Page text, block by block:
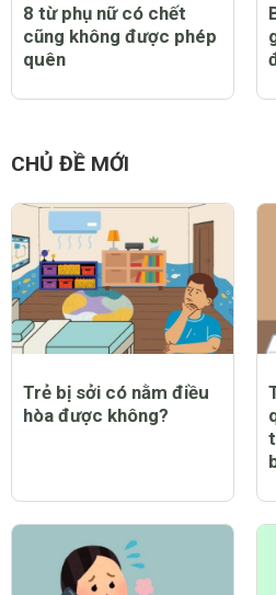
8 từ phụ nữ có chết
cũng không được phép
quên
CHỦ ĐỀ MỚI
Trẻ bị sởi có nằm điều
hòa được không?